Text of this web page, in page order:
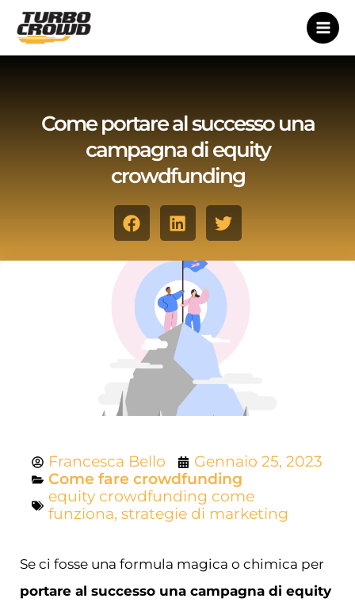
contenuto
Come portare al successo una
campagna di equity
crowdfunding
Francesca Bello
Gennaio 25, 2023
Come fare crowdfunding
equity crowdfunding come
funziona, strategie di marketing
Se ci fosse una formula magica o chimica per
portare al successo una campagna di equity